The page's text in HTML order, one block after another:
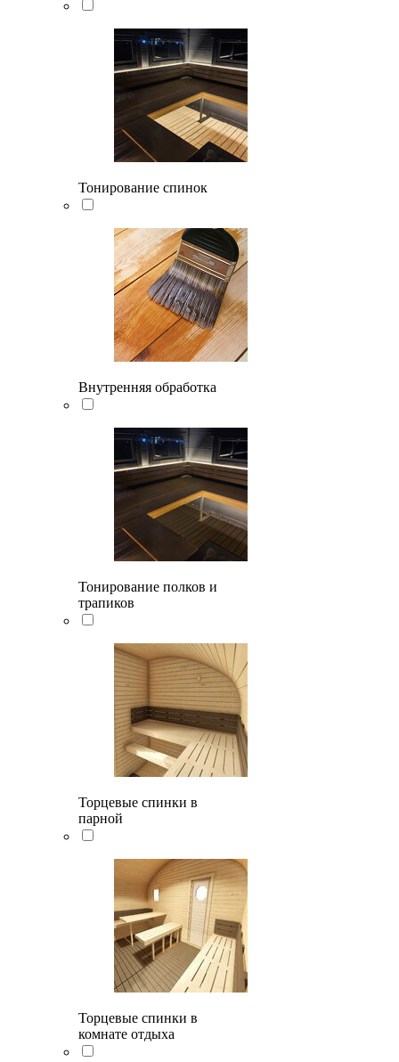
Тонирование спинок
Внутренняя обработка
Тонирование полков и
трапиков
Торцевые спинки в
парной
Торцевые спинки в
комнате отдыха